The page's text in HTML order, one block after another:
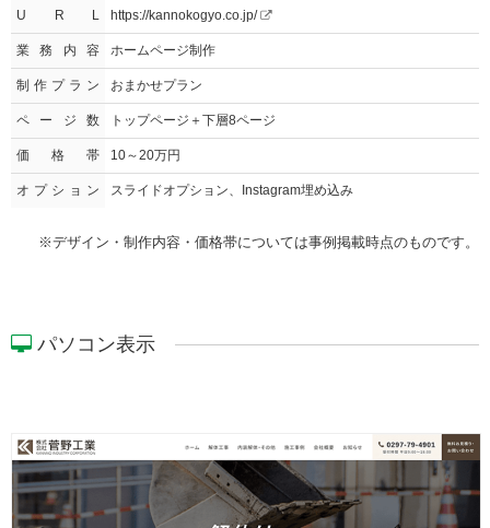
U R L https://kannokogyo.co.jp/
業務内容 ホームページ制作
制作プラン おまかせプラン
ページ数 トップページ＋下層8ページ
価格帯 10～20万円
オプション スライドオプション、Instagram埋め込み
※デザイン・制作内容・価格帯については事例掲載時点のものです。
パソコン表示